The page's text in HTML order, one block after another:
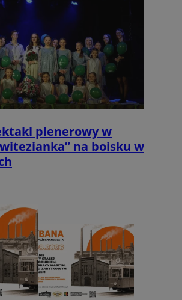
plenerowy w
na boisku w